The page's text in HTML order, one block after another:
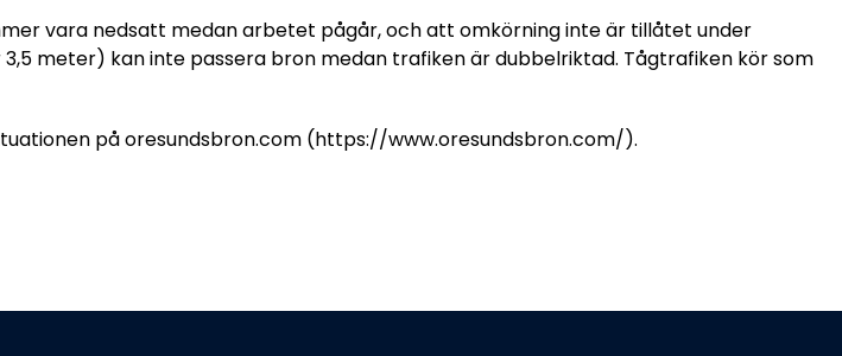
vara nedsatt medan arbetet pågår, och att omkörning inte är tillåtet under
meter) kan inte passera bron medan trafiken är dubbelriktad. Tågtrafiken kör som
på oresundsbron.com (https://www.oresundsbron.com/).